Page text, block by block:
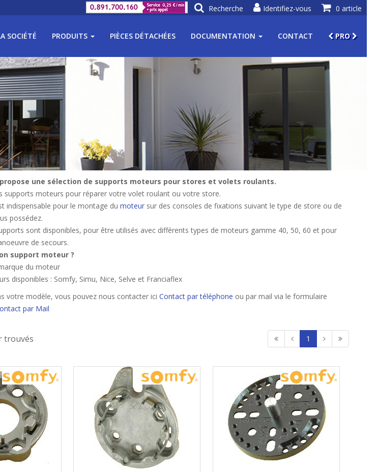
0 article
Identifiez-vous
Recherche
SOCIÉTÉ PRODUITS PIÈCES DÉTACHÉES DOCUMENTATION CONTACT PRO
une sélection de supports moteurs pour stores et volets roulants.
supports moteurs pour réparer votre volet roulant ou votre store.
indispensable pour le montage du moteursur des consoles de fixations suivant le type de store ou de
possédez.
sont disponibles, pour être utilisés avec différents types de moteurs gamme 40, 50, 60 et pour
de secours.
support moteur ?
du moteur
disponibles : Somfy, Simu, Nice, Selve et Franciaflex
votre modèle, vous pouvez nous contacter ici Contact par téléphone ou par mail via le formulaire
par Mail
trouvés 1